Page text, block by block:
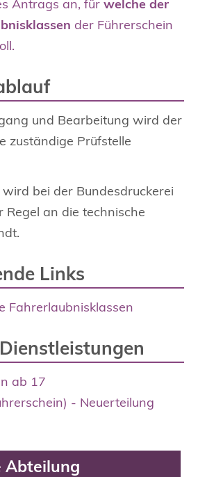
Antrags an, für welche der
der Führerschein
und Bearbeitung wird der
zuständige Prüfstelle
bei der Bundesdruckerei
Regel an die technische
Links
Fahrerlaubnisklassen
ab 17
- Neuerteilung
Abteilung